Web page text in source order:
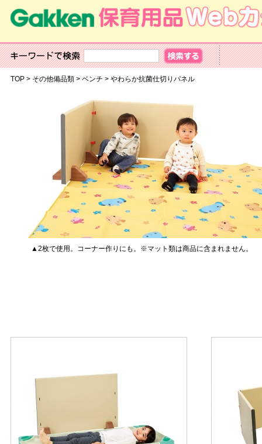
TOP> その他備品類> ベンチ > やわらか抗菌仕切りパネル
▲2枚で使用。コーナー作りにも。※マット類は商品に含まれません。